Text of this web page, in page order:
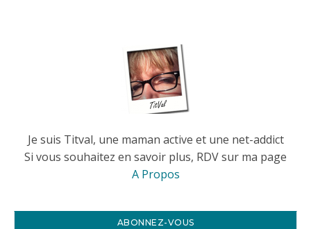
Je suis Titval, une maman active et une net-addict
Si vous souhaitez en savoir plus, RDV sur ma page
A Propos
ABONNEZ-VOUS